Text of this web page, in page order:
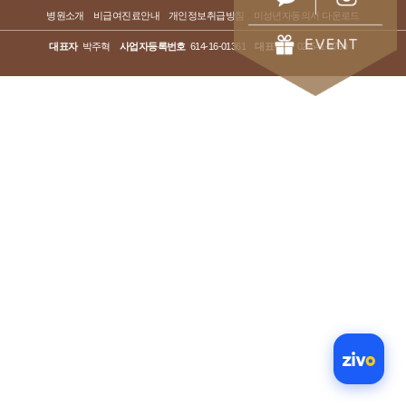
병원소개 비급여진료안내 개인정보취급방침 미성년자동의서 다운로드
대표자 박주혁 사업자등록번호 614-16-01361 대표전화 02-541-9790